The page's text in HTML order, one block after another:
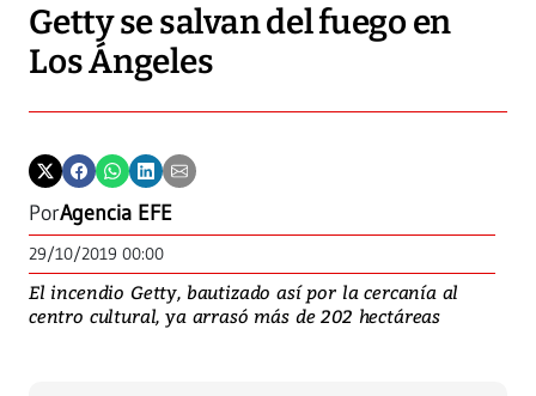
Getty se salvan del fuego en
Los Ángeles
PorAgencia EFE
29/10/2019 00:00
El incendio Getty, bautizado así por la cercanía al
centro cultural, ya arrasó más de 202 hectáreas